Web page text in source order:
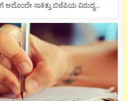
ಸಾಕಿತ್ತು ಬಿಜೆಪಿಯ ವಿರುದ್ಧ...